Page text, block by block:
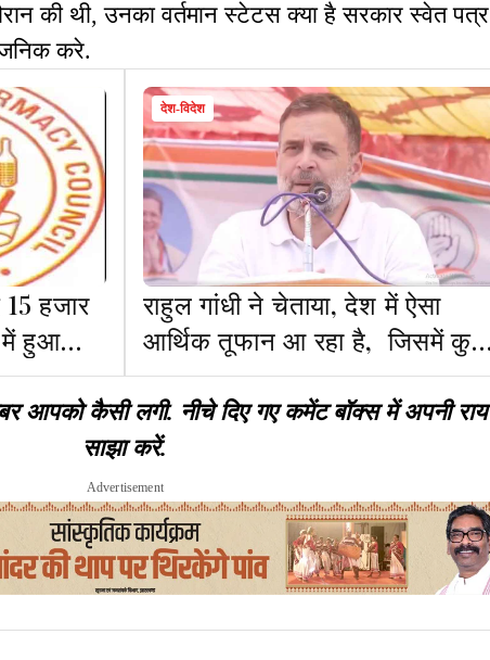
की थी, उनका वर्तमान स्टेटस क्या है सरकार स्वेत पत्र
करे.
हजार
में हुआ
देश-विदेश
राहुल गांधी ने चेताया, देश में ऐसा
आर्थिक तूफान आ रहा है, जिसमें कुछ
टिकेगा नहीं, मोदी पर बरसे
आपको कैसी लगी. नीचे दिए गए कमेंट बॉक्स में अपनी राय
साझा करें.
Advertisement